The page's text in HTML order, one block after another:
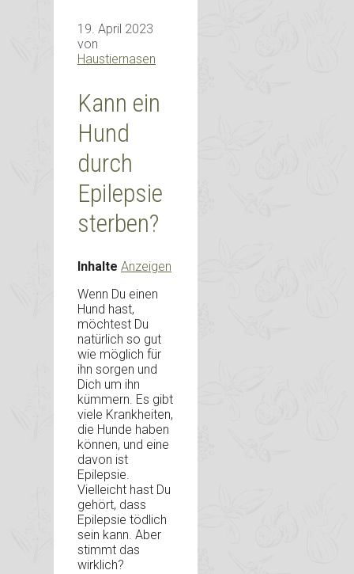
19. April 2023
von
Haustiernasen
Kann ein
Hund
durch
Epilepsie
sterben?
Inhalte Anzeigen
Wenn Du einen
Hund hast,
möchtest Du
natürlich so gut
wie möglich für
ihn sorgen und
Dich um ihn
kümmern. Es gibt
viele Krankheiten,
die Hunde haben
können, und eine
davon ist
Epilepsie.
Vielleicht hast Du
gehört, dass
Epilepsie tödlich
sein kann. Aber
stimmt das
wirklich?